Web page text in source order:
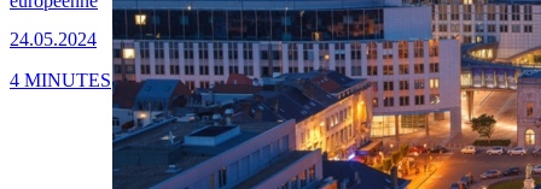
24.05.2024
4 MINUTES